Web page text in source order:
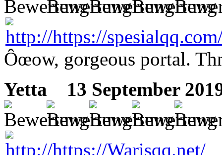
Ôœow, gorgeous portal.
Yetta
13 September